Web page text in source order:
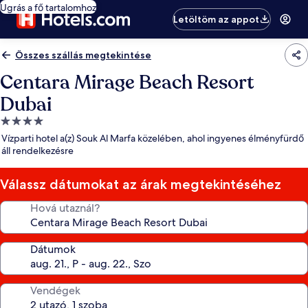
Ugrás a fő tartalomhoz
Letöltöm az appot
Összes szállás megtekintése
Centara Mirage Beach Resort
Dubai
4.0
csillagos
szálláshely
Vízparti hotel a(z) Souk Al Marfa közelében, ahol ingyenes élményfürdő
áll rendelkezésre
Válassz dátumokat az árak megtekintéséhez
Hová utaznál?
Dátumok
Vendégek